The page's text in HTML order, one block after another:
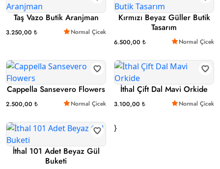
Taş Vazo Butik Aranjman
3.250,00 ₺ Normal Çicek
Kırmızı Beyaz Güller Butik
Tasarım
6.500,00 ₺ Normal Çicek
Cappella Sansevero Flowers
2.500,00 ₺ Normal Çicek
İthal Çift Dal Mavi Orkide
3.100,00 ₺ Normal Çicek
İthal 101 Adet Beyaz Gül
Buketi
}